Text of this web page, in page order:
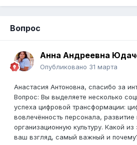
Вопрос
Анна Андреевна
Опубликовано 31 марта
Анастасия Антоновна, спасибо за
Вопрос: Вы выделяете несколько
успеха цифровой трансформации:
вовлечённость персонала, развитие
организационную культуру. Какой из
ваш взгляд, самый важный и